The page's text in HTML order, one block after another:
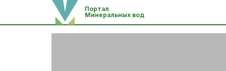
Портал
Минеральных вод